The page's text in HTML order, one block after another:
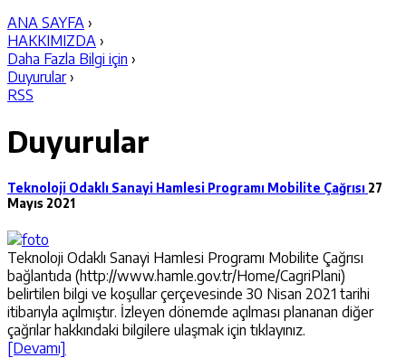
ANA SAYFA ›
HAKKIMIZDA ›
Daha Fazla Bilgi için ›
Duyurular ›
RSS
Duyurular
Teknoloji Odaklı Sanayi Hamlesi Programı Mobilite Çağrısı 27
Mayıs 2021
Teknoloji Odaklı Sanayi Hamlesi Programı Mobilite Çağrısı
bağlantıda (http://www.hamle.gov.tr/Home/CagriPlani)
belirtilen bilgi ve koşullar çerçevesinde 30 Nisan 2021 tarihi
itibarıyla açılmıştır. İzleyen dönemde açılması plananan diğer
çağrılar hakkındaki bilgilere ulaşmak için tıklayınız.
[Devamı]